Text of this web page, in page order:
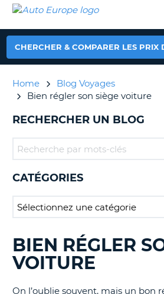
LOCATION
VOITURE
CAMPING-
CAR
AUTO
EUROPE
LOCATION
VOITURE
CAR
PARTENAIRES
CLIENT
COMPTE
GÉRER
MA
CHERCHER & COMPARER LES PRIX
Home
Blog Voyages
Bien régler son siège voiture
RECHERCHER UN BLOG
CATÉGORIES
RECHERCHER
DES
BLOGS......
BIEN RÉGLER
VOITURE
On l’oublie souvent, mais un bon